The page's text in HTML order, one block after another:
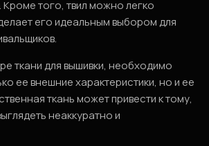
того, твил можно легко
его идеальным выбором для
ткани для вышивки, необходимо
ее внешние характеристики, но и ее
ткань может привести к тому,
неаккуратно и